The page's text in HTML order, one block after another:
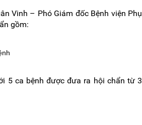
Vinh – Phó Giám đốc Bệnh viện Phụ
gồm:
5 ca bệnh được đưa ra hội chẩn từ 3